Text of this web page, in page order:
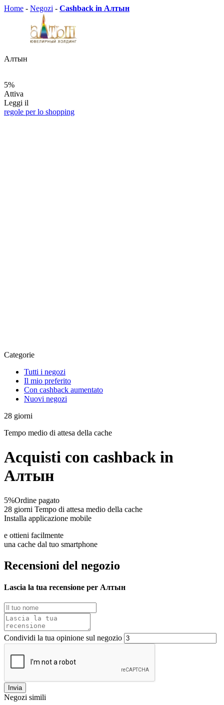
Home - Negozi - Cashback in Алтын
Алтын
5%
Attiva
Leggi il
regole per lo shopping
Categorie
Tutti i negozi
Il mio preferito
Con cashback aumentato
Nuovi negozi
28 giorni
Tempo medio di attesa della cache
Acquisti con cashback in
Алтын
5%Ordine pagato
28 giorni Tempo di attesa medio della cache
Installa applicazione mobile
e ottieni facilmente
una cache dal tuo smartphone
Recensioni del negozio
Lascia la tua recensione per Алтын
Condividi la tua opinione sul negozio
Invia
Negozi simili